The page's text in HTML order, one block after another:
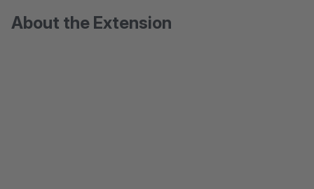
About the Extension